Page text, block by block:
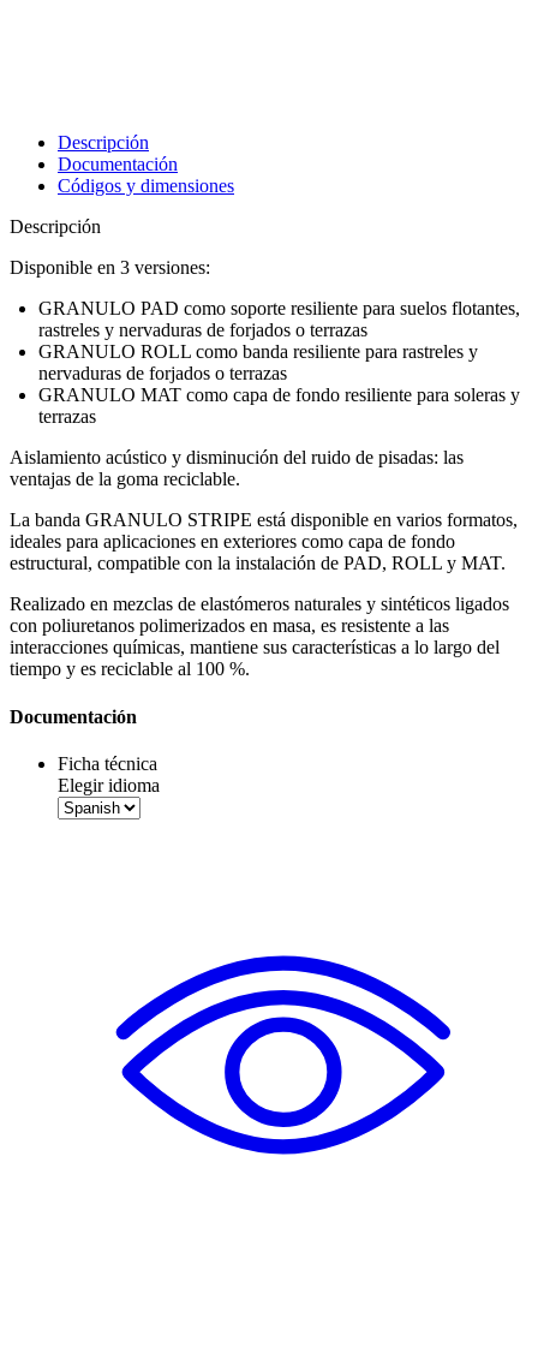
Descripción
Documentación
Códigos y dimensiones
Descripción
Disponible en 3 versiones:
GRANULO PAD como soporte resiliente para suelos flotantes,
rastreles y nervaduras de forjados o terrazas
GRANULO ROLL como banda resiliente para rastreles y
nervaduras de forjados o terrazas
GRANULO MAT como capa de fondo resiliente para soleras y
terrazas
Aislamiento acústico y disminución del ruido de pisadas: las
ventajas de la goma reciclable.
La banda GRANULO STRIPE está disponible en varios formatos,
ideales para aplicaciones en exteriores como capa de fondo
estructural, compatible con la instalación de PAD, ROLL y MAT.
Realizado en mezclas de elastómeros naturales y sintéticos ligados
con poliuretanos polimerizados en masa, es resistente a las
interacciones químicas, mantiene sus características a lo largo del
tiempo y es reciclable al 100 %.
Documentación
Ficha técnica
Elegir idioma